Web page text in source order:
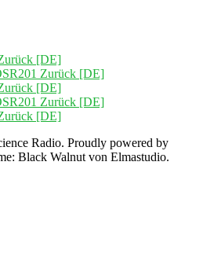
[DE]
Zurück [DE]
[DE]
Zurück [DE]
[DE]
Radio. Proudly powered by
Black Walnut von Elmastudio.